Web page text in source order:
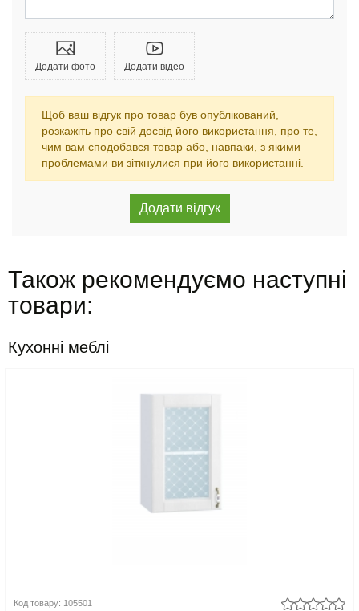
Додати фото Додати відео
Щоб ваш відгук про товар був опублікований,
розкажіть про свій досвід його використання, про те,
чим вам сподобався товар або, навпаки, з якими
проблемами ви зіткнулися при його використанні.
Також рекомендуємо наступні
товари:
Кухонні меблі
Код товару: 105501